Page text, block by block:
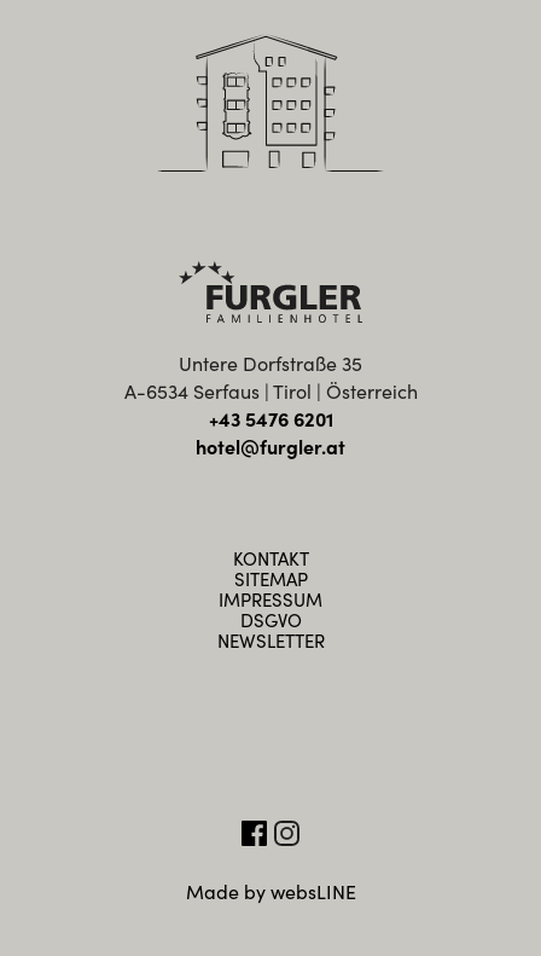
KONTAKT
SITEMAP
IMPRESSUM
DSGVO
NEWSLETTER
Made by websLINE
Untere Dorfstraße 35
A-6534 Serfaus | Tirol | Österreich
+43 5476 6201
hotel@furgler.at